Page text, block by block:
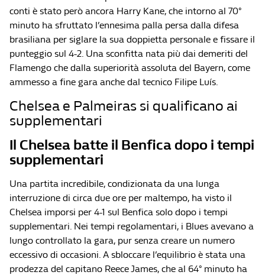
conti è stato però ancora Harry Kane, che intorno al 70°
minuto ha sfruttato l’ennesima palla persa dalla difesa
brasiliana per siglare la sua doppietta personale e fissare il
punteggio sul 4-2. Una sconfitta nata più dai demeriti del
Flamengo che dalla superiorità assoluta del Bayern, come
ammesso a fine gara anche dal tecnico Filipe Luís.
Chelsea e Palmeiras si qualificano ai
supplementari
Il Chelsea batte il Benfica dopo i tempi
supplementari
Una partita incredibile, condizionata da una lunga
interruzione di circa due ore per maltempo, ha visto il
Chelsea imporsi per 4-1 sul Benfica solo dopo i tempi
supplementari. Nei tempi regolamentari, i Blues avevano a
lungo controllato la gara, pur senza creare un numero
eccessivo di occasioni. A sbloccare l’equilibrio è stata una
prodezza del capitano Reece James, che al 64° minuto ha